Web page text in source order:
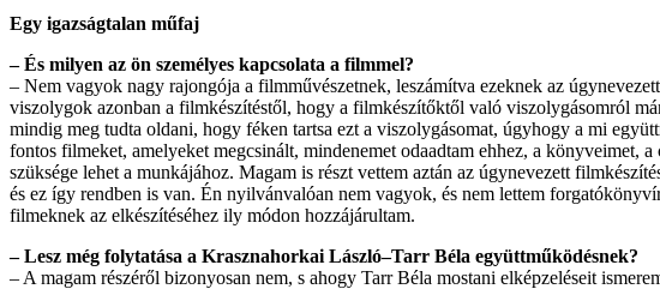
Egy igazságtalan műfaj
– És milyen az ön személyes kapcsolata a filmmel?
– Nem vagyok nagy rajongója a filmművészetnek, leszámítva ezeknek az
viszolygok azonban a filmkészítéstől, hogy a filmkészítőktől való viszolygásomról
mindig meg tudta oldani, hogy féken tartsa ezt a viszolygásomat, úgyhogy a mi
fontos filmeket, amelyeket megcsinált, mindenemet odaadtam ehhez, a könyveimet,
szüksége lehet a munkájához. Magam is részt vettem aztán az úgynevezett
és ez így rendben is van. Én nyilvánvalóan nem vagyok, és nem lettem
filmeknek az elkészítéséhez ily módon hozzájárultam.
– Lesz még folytatása a Krasznahorkai László–Tarr Béla együttműködésnek?
– A magam részéről bizonyosan nem, s ahogy Tarr Béla mostani elképzeléseit